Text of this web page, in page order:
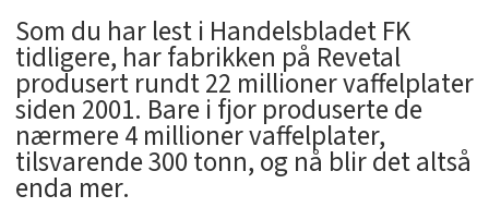
Som du har lest i Handelsbladet FK
tidligere, har fabrikken på Revetal
produsert rundt 22 millioner vaffelplater
siden 2001. Bare i fjor produserte de
nærmere 4 millioner vaffelplater,
tilsvarende 300 tonn, og nå blir det altså
enda mer.